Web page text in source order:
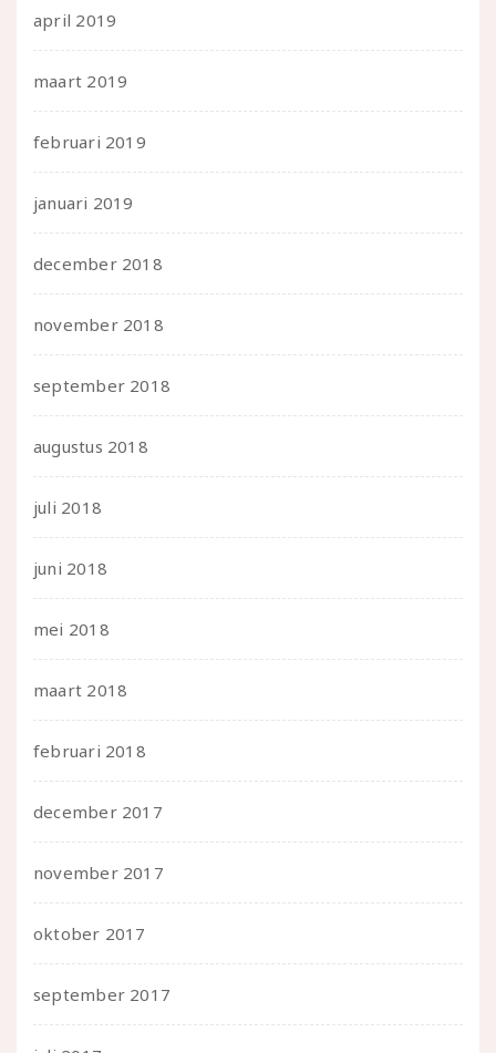
april 2019
maart 2019
februari 2019
januari 2019
december 2018
november 2018
september 2018
augustus 2018
juli 2018
juni 2018
mei 2018
maart 2018
februari 2018
december 2017
november 2017
oktober 2017
september 2017